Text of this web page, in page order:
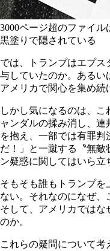
3000ページ超のファイ
黒塗りで隠されている
では、トランプはエプス
与していたのか。あるい
アメリカで関心を集め続
しかし気になるのは、
ャンダルの揉み消し、
を抱え、一部では有罪
だ！」と一蹴する〝無敵
ン疑惑に関してはいら立
そもそも誰もトランプを
ない。それなのになぜ、
そして、アメリカではな
のか。
これらの疑問について